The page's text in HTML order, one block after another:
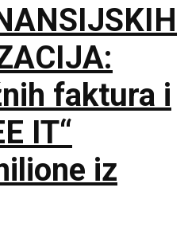
faktura i
IT“
iz